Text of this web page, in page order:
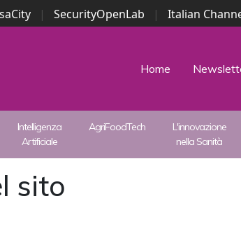
| SecurityOpenLab | Italian
Security Awards | ...
Home
Intelligenza
Artificiale
AgriFoodTech
L'innovazione
nella Sanità
sito